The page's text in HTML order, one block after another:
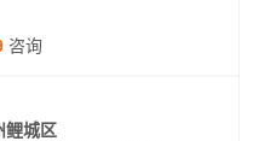
咨询
鲤城区